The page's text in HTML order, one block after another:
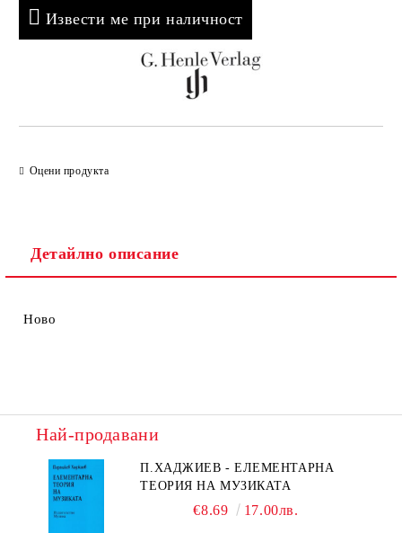
Извести ме при наличност
Оцени продукта
Детайлно описание
Ново
Най-продавани
П.ХАДЖИЕВ - ЕЛЕМЕНТАРНА
ТЕОРИЯ НА МУЗИКАТА
€8.69 17.00лв.